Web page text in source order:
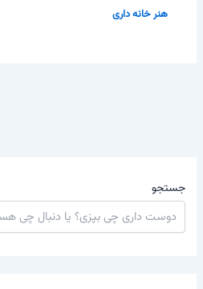
هنر خانه داری
جستجو